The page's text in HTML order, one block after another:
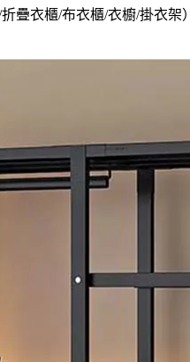
疊衣櫃/布衣櫃/衣櫥/掛衣架）